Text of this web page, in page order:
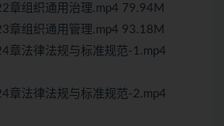
章组织通用治理.mp4 79.94M
章组织通用管理.mp4 93.18M
章法律法规与标准规范-1.mp4
章法律法规与标准规范-2.mp4